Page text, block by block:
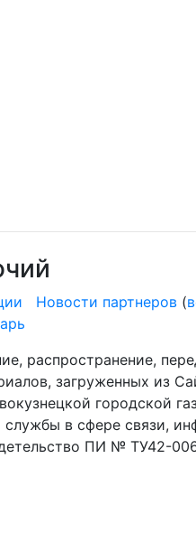
Новости партнеров (
распространение,
загруженных из
городской
в сфере связи,
ПИ № ТУ42-